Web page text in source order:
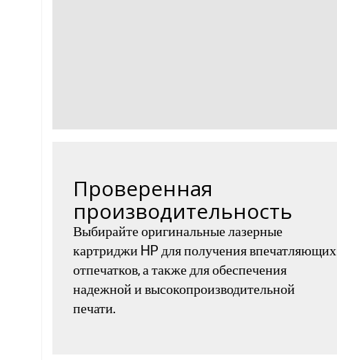
Проверенная
производительность
Выбирайте оригинальные лазерные
картриджи HP для получения впечатляющих
отпечатков, а также для обеспечения
надежной и высокопроизводительной
печати.